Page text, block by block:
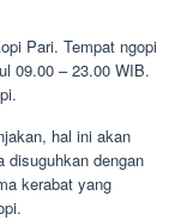
Pari. Tempat ngopi
09.00 – 23.00 WIB.
hal ini akan
disuguhkan dengan
kerabat yang